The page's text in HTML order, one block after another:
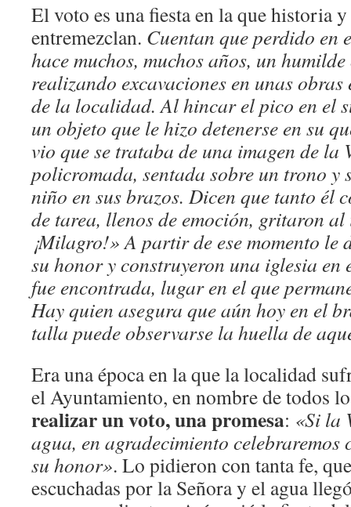
El voto es una fiesta en la que historia y
entremezclan. Cuentan que perdido en
hace muchos, muchos años, un
realizando excavaciones en unas
de la localidad. Al hincar el pico en el
un objeto que le hizo detenerse en su
vio que se trataba de una imagen de
policromada, sentada sobre un trono y
niño en sus brazos. Dicen que tanto él
de tarea, llenos de emoción, gritaron
¡Milagro!» A partir de ese momento le
su honor y construyeron una iglesia en
fue encontrada, lugar en el que
Hay quien asegura que aún hoy en el
talla puede observarse la huella de
Era una época en la que la localidad
el Ayuntamiento, en nombre de todos
realizar un voto, una promesa: «Si la
agua, en agradecimiento celebraremos
su honor». Lo pidieron con tanta fe,
escuchadas por la Señora y el agua